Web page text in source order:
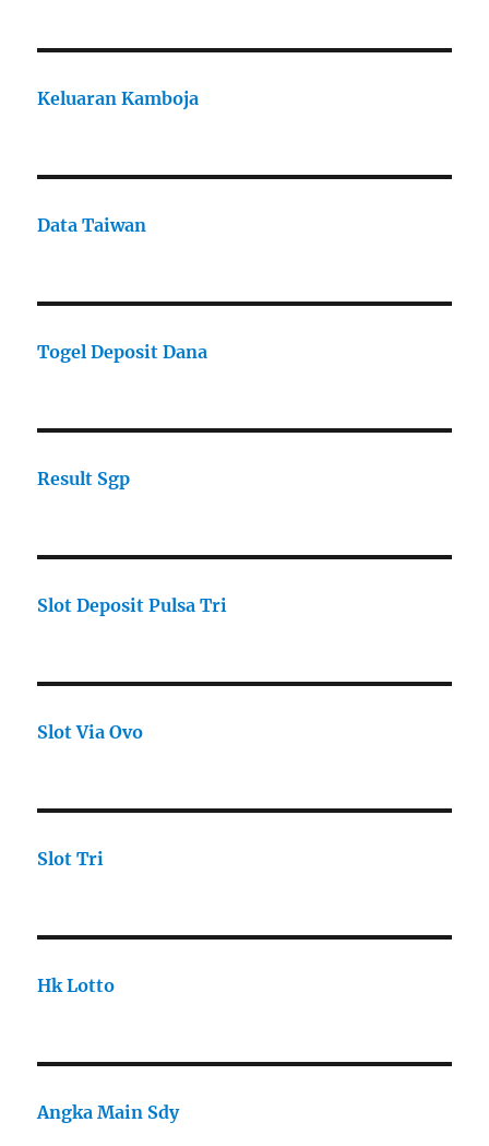
Keluaran Kamboja
Data Taiwan
Togel Deposit Dana
Result Sgp
Slot Deposit Pulsa Tri
Slot Via Ovo
Slot Tri
Hk Lotto
Angka Main Sdy